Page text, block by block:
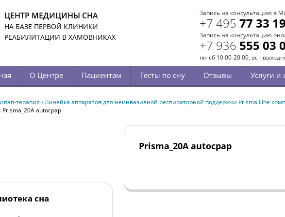
ЦЕНТР МЕДИЦИНЫ СНА
НА БАЗЕ ПЕРВОЙ КЛИНИКИ
РЕАБИЛИТАЦИИ В ХАМОВНИКАХ
Запись на консультацию в
+7 495 77 33
Запись на консультацию
+7 936 555 03
пн-сб 10:00-20:00, вс -
О Центре Пациентам Тесты по сну Отзывы Услуги и
терапия › Линейка аппаратов для неинвазивной респираторной поддержки Prisma Line
Prisma_20A autocpap
Prisma_20A autocpap
сна